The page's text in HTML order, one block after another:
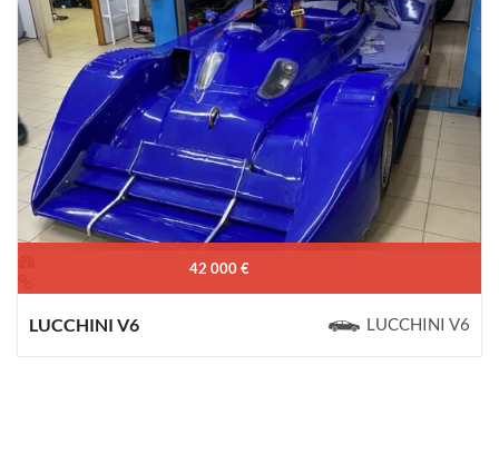
42 000 €
LUCCHINI V6 LUCCHINI V6